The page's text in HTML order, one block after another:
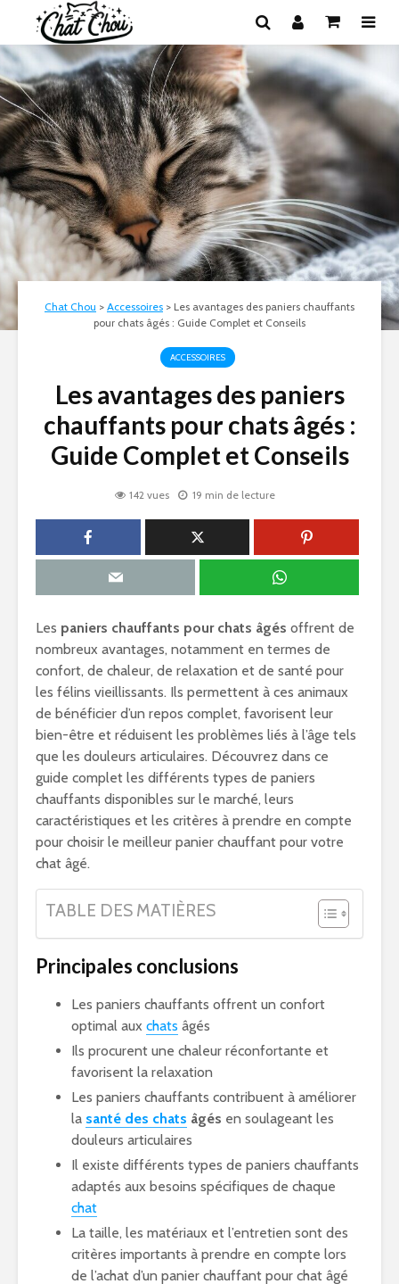
Chat Chou > Accessoires > Les avantages des paniers chauffants
pour chats âgés : Guide Complet et Conseils
ACCESSOIRES
Les avantages des paniers
chauffants pour chats âgés :
Guide Complet et Conseils
142 vues 19 min de lecture
Les paniers chauffants pour chats âgés offrent de
nombreux avantages, notamment en termes de
confort, de chaleur, de relaxation et de santé pour
les félins vieillissants. Ils permettent à ces animaux
de bénéficier d’un repos complet, favorisent leur
bien-être et réduisent les problèmes liés à l’âge tels
que les douleurs articulaires. Découvrez dans ce
guide complet les différents types de paniers
chauffants disponibles sur le marché, leurs
caractéristiques et les critères à prendre en compte
pour choisir le meilleur panier chauffant pour votre
chat âgé.
TABLE DES MATIÈRES
Principales conclusions
Les paniers chauffants offrent un confort
optimal aux chats âgés
Ils procurent une chaleur réconfortante et
favorisent la relaxation
Les paniers chauffants contribuent à améliorer
la santé des chats âgés en soulageant les
douleurs articulaires
Il existe différents types de paniers chauffants
adaptés aux besoins spécifiques de chaque
chat
La taille, les matériaux et l’entretien sont des
critères importants à prendre en compte lors
de l’achat d’un panier chauffant pour chat âgé